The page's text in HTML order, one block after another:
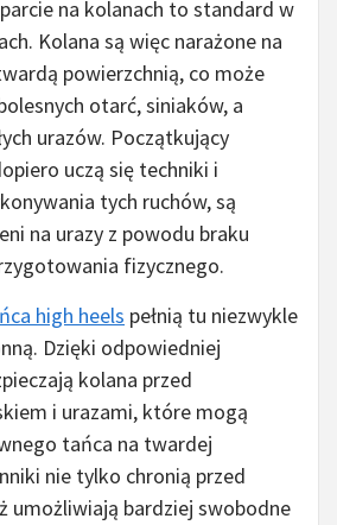
na kolanach to standard w
Kolana są więc narażone na
powierzchnią, co może
otarć, siniaków, a
urazów. Początkujący
uczą się techniki i
tych ruchów, są
na urazy z powodu braku
fizycznego.
high heels pełnią tu niezwykle
Dzięki odpowiedniej
kolana przed
i urazami, które mogą
tańca na twardej
nie tylko chronią przed
umożliwiają bardziej swobodne